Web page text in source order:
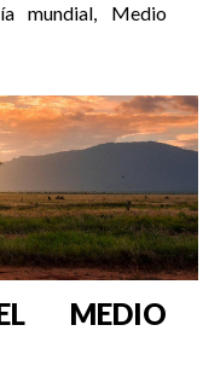
mundial, Medio
MEDIO